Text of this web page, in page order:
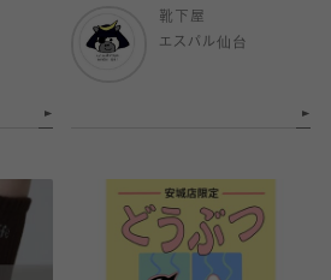
靴下屋
エスパル仙台